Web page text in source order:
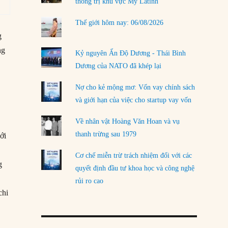
Thế giới hôm nay: 06/08/2026
Kỷ nguyên Ấn Độ Dương - Thái Bình
Dương của NATO đã khép lại
Nợ cho kẻ mộng mơ: Vốn vay chính sách
và giới hạn của việc cho startup vay vốn
Về nhân vật Hoàng Văn Hoan và vụ
thanh trừng sau 1979
Cơ chế miễn trừ trách nhiệm đối với các
quyết định đầu tư khoa học và công nghệ
rủi ro cao